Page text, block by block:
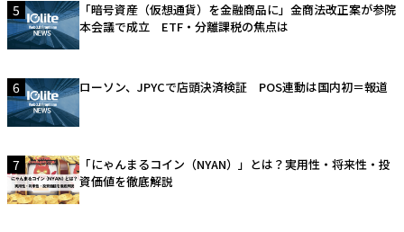
5
「暗号資産（仮想通貨）を金融商品に」金商法改正案が参院
本会議で成立 ETF・分離課税の焦点は
6 ローソン、JPYCで店頭決済検証 POS連動は国内初＝報道
7
「にゃんまるコイン（NYAN）」とは？実用性・将来性・投
資価値を徹底解説